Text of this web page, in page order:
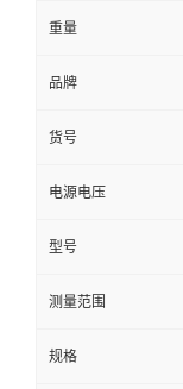
言
重量
品牌
货号
电源电压
型号
测量范围
规格